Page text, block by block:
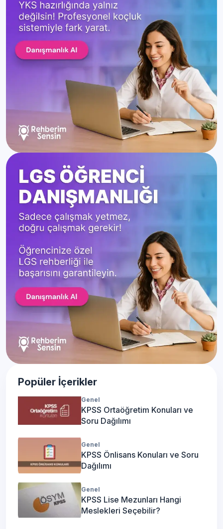
Popüler İçerikler
Genel
KPSS Ortaöğretim Konuları ve
Soru Dağılımı
Genel
KPSS Önlisans Konuları ve Soru
Dağılımı
Genel
KPSS Lise Mezunları Hangi
Meslekleri Seçebilir?